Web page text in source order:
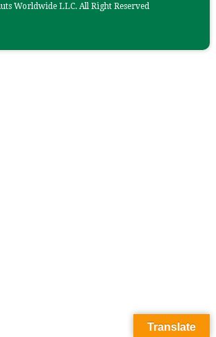
Worldwide LLC. All Right Reserved
Translate